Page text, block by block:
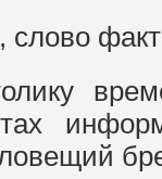
слово